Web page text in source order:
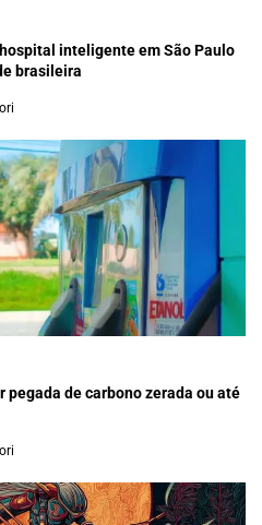
inteligente em São Paulo
brasileira
de carbono zerada ou até